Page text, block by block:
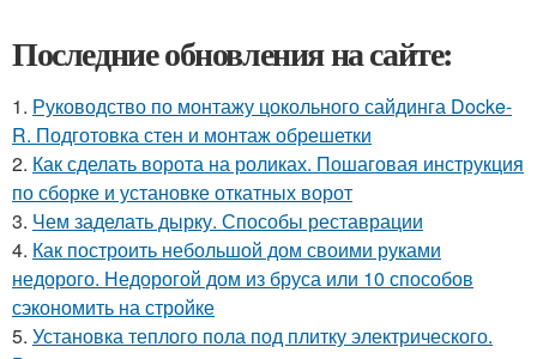
Последние обновления на сайте:
1. Руководство по монтажу цокольного сайдинга Docke-
R. Подготовка стен и монтаж обрешетки
2. Как сделать ворота на роликах. Пошаговая инструкция
по сборке и установке откатных ворот
3. Чем заделать дырку. Способы реставрации
4. Как построить небольшой дом своими руками
недорого. Недорогой дом из бруса или 10 способов
сэкономить на стройке
5. Установка теплого пола под плитку электрического.